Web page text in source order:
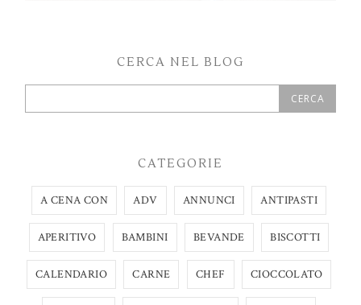
CERCA NEL BLOG
CATEGORIE
A CENA CON ADV ANNUNCI ANTIPASTI
APERITIVO BAMBINI BEVANDE BISCOTTI
CALENDARIO CARNE CHEF CIOCCOLATO